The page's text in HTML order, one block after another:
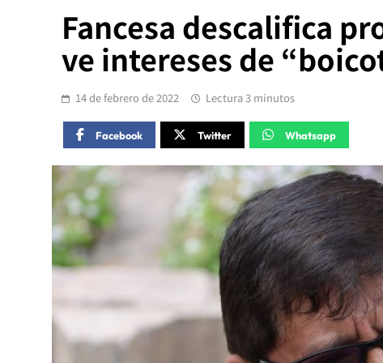
Fancesa descalifica
ve intereses de
14 de febrero de 2022 Lectura 3 minutos
Facebook Twitter Whatsapp